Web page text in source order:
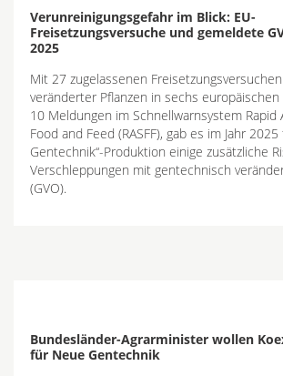
Verunreinigungsgefahr im Blick: EU-
Freisetzungsversuche und gemeldete
2025
Mit 27 zugelassenen
veränderter Pflanzen in sechs
10 Meldungen im Schnellwarnsystem Rapid
Food and Feed (RASFF), gab es im Jahr
Gentechnik“-Produktion einige zusätzliche
Verschleppungen mit gentechnisch
(GVO).
Bundesländer-Agrarminister wollen
für Neue Gentechnik